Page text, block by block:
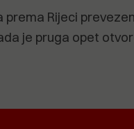
prema Rijeci
je pruga opet